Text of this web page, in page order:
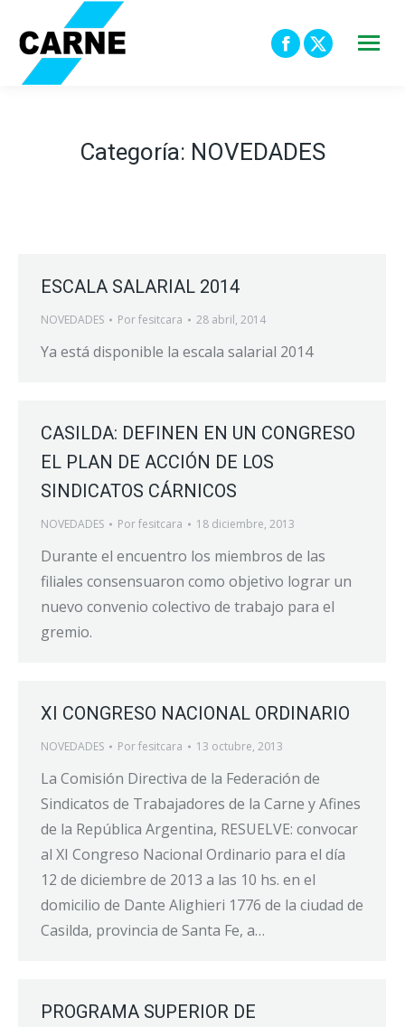
Facebook
in
X
in
Categoría: NOVEDADES
ESCALA SALARIAL 2014
NOVEDADES Porfesitcara 28 abril, 2014
Ya está disponible la escala salarial 2014
CASILDA: DEFINEN EN UN CONGRESO
EL PLAN DE ACCIÓN DE LOS
SINDICATOS CÁRNICOS
NOVEDADES Porfesitcara 18 diciembre, 2013
Durante el encuentro los miembros de las
filiales consensuaron como objetivo lograr un
nuevo convenio colectivo de trabajo para el
gremio.
XI CONGRESO NACIONAL ORDINARIO
NOVEDADES Porfesitcara 13 octubre, 2013
La Comisión Directiva de la Federación de
Sindicatos de Trabajadores de la Carne y Afines
de la República Argentina, RESUELVE: convocar
al XI Congreso Nacional Ordinario para el día
12 de diciembre de 2013 a las 10 hs. en el
domicilio de Dante Alighieri 1776 de la ciudad de
Casilda, provincia de Santa Fe, a…
PROGRAMA SUPERIOR DE